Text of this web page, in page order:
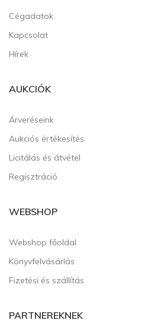
Cégadatok
Kapcsolat
Hírek
AUKCIÓK
Árveréseink
Aukciós értékesítés
Licitálás és átvétel
Regisztráció
WEBSHOP
Webshop főoldal
Könyvfelvásárlás
Fizetési és szállítás
PARTNEREKNEK